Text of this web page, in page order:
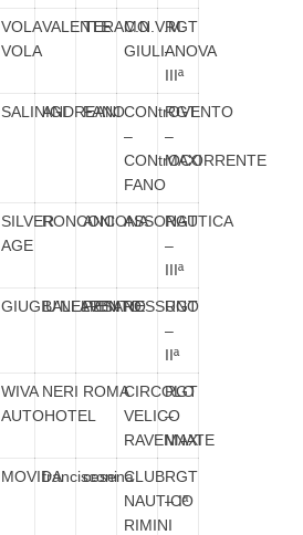
VOLA
VOLA
VALENTETERAMOC.N.V.M.
GIULIANOVA
RGT
–
IIIª
SALINIGIANDREANI
FANOCONtrOVENTO
–
CONtrOCORRENTE
FANO
RGT
–
MAXI
SILVER
AGE
RONCONIANCONAASSONAUTICA
RGT
–
IIIª
GIUGIU’NELVENTO
BALLARINI
PESARONESSUNO
RGT
–
IIª
WIVA
AUTOHOTEL
NERI ROMACIRCOLO
VELICO
RAVENNATE
RGT
–
MAXI
MOVIDAfrancisconi
cesenaCLUB
NAUTICO
RIMINI
RGT
– Iª